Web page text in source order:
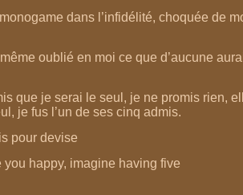
dans l’infidélité, choquée de
oublié en moi ce que d’aucune
que je serai le seul, je ne promis rien,
je fus l’un de ses cinq admis.
pour devise
you happy, imagine having five